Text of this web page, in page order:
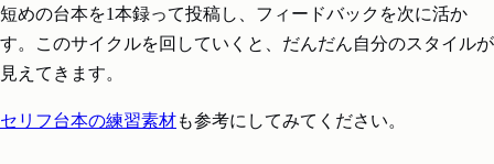
短めの台本を1本録って投稿し、フィードバックを次に活か
す。このサイクルを回していくと、だんだん自分のスタイルが
見えてきます。
セリフ台本の練習素材も参考にしてみてください。